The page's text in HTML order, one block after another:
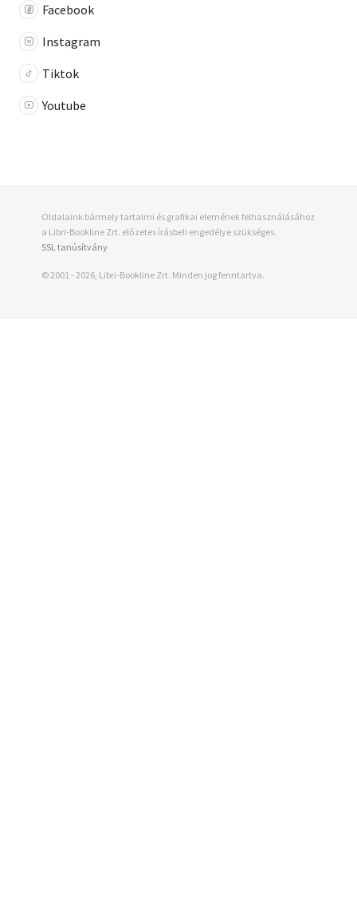
Facebook
Instagram
Tiktok
Youtube
Oldalaink bármely tartalmi és grafikai elemének felhasználásához
a Libri-Bookline Zrt. előzetes írásbeli engedélye szükséges.
SSL tanúsítvány
© 2001 - 2026, Libri-Bookline Zrt. Minden jog fenntartva.